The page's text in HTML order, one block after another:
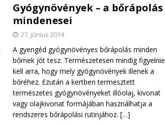
Gyógynövények – a bőrápolás
mindenesei
27. június 2014
A gyengéd gyógynövényes bőrápolás minden
bőrnek jót tesz. Természetesen mindig figyelnie
kell arra, hogy mely gyógynövények illenek a
bőréhez. Ezután a kertben termesztett
természetes gyógynövényeket illóolaj, kivonat
vagy olajkivonat formájában használhatja a
rendszeres bőrápolási rutinjához. […]